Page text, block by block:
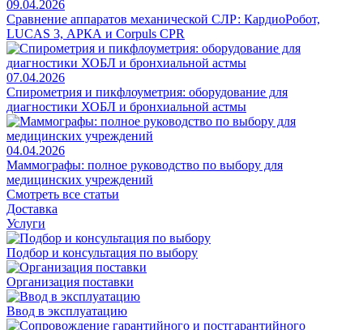
09.04.2026
Сравнение аппаратов механической СЛР: КардиоРобот,
LUCAS 3, АРКА и Corpuls CPR
07.04.2026
Спирометрия и пикфлоуметрия: оборудование для
диагностики ХОБЛ и бронхиальной астмы
04.04.2026
Маммографы: полное руководство по выбору для
медицинских учреждений
Смотреть все статьи
Доставка
Услуги
Подбор и консультация по выбору
Организация поставки
Ввод в эксплуатацию